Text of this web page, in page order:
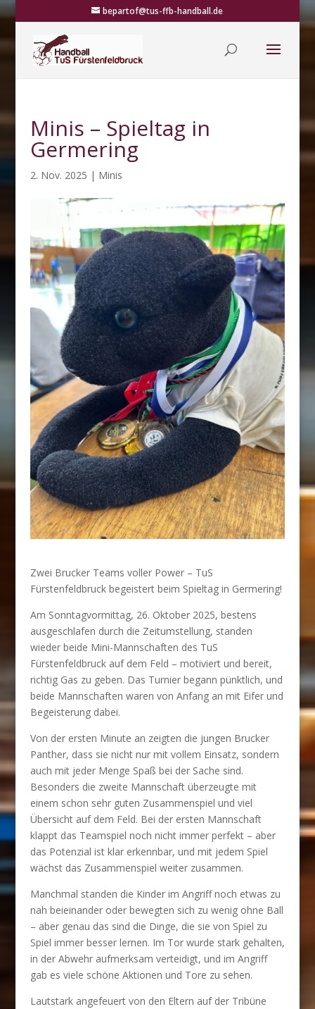
bepartof@tus-ffb-handball.de
Minis – Spieltag in
Germering
2. Nov. 2025 | Minis
Zwei Brucker Teams voller Power – TuS
Fürstenfeldbruck begeistert beim Spieltag in Germering!
Am Sonntagvormittag, 26. Oktober 2025, bestens
ausgeschlafen durch die Zeitumstellung, standen
wieder beide Mini-Mannschaften des TuS
Fürstenfeldbruck auf dem Feld – motiviert und bereit,
richtig Gas zu geben. Das Turnier begann pünktlich, und
beide Mannschaften waren von Anfang an mit Eifer und
Begeisterung dabei.
Von der ersten Minute an zeigten die jungen Brucker
Panther, dass sie nicht nur mit vollem Einsatz, sondern
auch mit jeder Menge Spaß bei der Sache sind.
Besonders die zweite Mannschaft überzeugte mit
einem schon sehr guten Zusammenspiel und viel
Übersicht auf dem Feld. Bei der ersten Mannschaft
klappt das Teamspiel noch nicht immer perfekt – aber
das Potenzial ist klar erkennbar, und mit jedem Spiel
wächst das Zusammenspiel weiter zusammen.
Manchmal standen die Kinder im Angriff noch etwas zu
nah beieinander oder bewegten sich zu wenig ohne Ball
– aber genau das sind die Dinge, die sie von Spiel zu
Spiel immer besser lernen. Im Tor wurde stark gehalten,
in der Abwehr aufmerksam verteidigt, und im Angriff
gab es viele schöne Aktionen und Tore zu sehen.
Lautstark angefeuert von den Eltern auf der Tribüne